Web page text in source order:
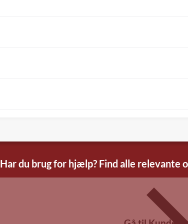
Har du brug for hjælp? Find alle relevante